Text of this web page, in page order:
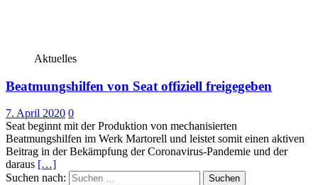
Aktuelles
Beatmungshilfen von Seat offiziell freigegeben
7. April 2020 0
Seat beginnt mit der Produktion von mechanisierten
Beatmungshilfen im Werk Martorell und leistet somit einen aktiven
Beitrag in der Bekämpfung der Coronavirus-Pandemie und der
daraus […]
Suchen nach: